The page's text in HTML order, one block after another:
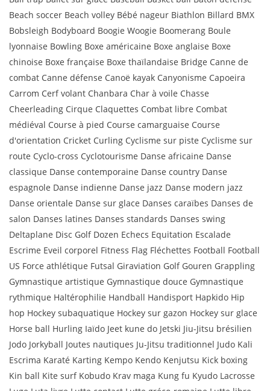
Beach soccer Beach volley Bébé nageur Biathlon Billard BMX
Bobsleigh Bodyboard Boogie Woogie Boomerang Boule
lyonnaise Bowling Boxe américaine Boxe anglaise Boxe
chinoise Boxe française Boxe thaïlandaise Bridge Canne de
combat Canne défense Canoë kayak Canyonisme Capoeira
Carrom Cerf volant Chanbara Char à voile Chasse
Cheerleading Cirque Claquettes Combat libre Combat
médiéval Course à pied Course camarguaise Course
d'orientation Cricket Curling Cyclisme sur piste Cyclisme sur
route Cyclo-cross Cyclotourisme Danse africaine Danse
classique Danse contemporaine Danse country Danse
espagnole Danse indienne Danse jazz Danse modern jazz
Danse orientale Danse sur glace Danses caraïbes Danses de
salon Danses latines Danses standards Danses swing
Deltaplane Disc Golf Dozen Echecs Equitation Escalade
Escrime Eveil corporel Fitness Flag Fléchettes Football Football
US Force athlétique Futsal Giraviation Golf Gouren Grappling
Gymnastique artistique Gymnastique douce Gymnastique
rythmique Haltérophilie Handball Handisport Hapkido Hip
hop Hockey subaquatique Hockey sur gazon Hockey sur glace
Horse ball Hurling Iaïdo Jeet kune do Jetski Jiu-Jitsu brésilien
Jodo Jorkyball Joutes nautiques Ju-Jitsu traditionnel Judo Kali
Escrima Karaté Karting Kempo Kendo Kenjutsu Kick boxing
Kin ball Kite surf Kobudo Krav maga Kung fu Kyudo Lacrosse